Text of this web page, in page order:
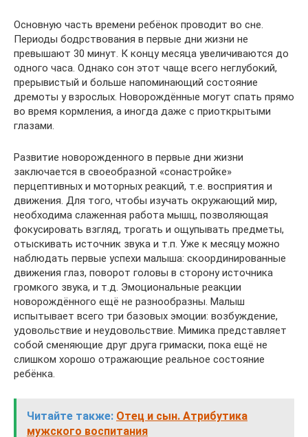
Основную часть времени ребёнок проводит во сне.
Периоды бодрствования в первые дни жизни не
превышают 30 минут. К концу месяца увеличиваются до
одного часа. Однако сон этот чаще всего неглубокий,
прерывистый и больше напоминающий состояние
дремоты у взрослых. Новорождённые могут спать прямо
во время кормления, а иногда даже с приоткрытыми
глазами.
Развитие новорожденного в первые дни жизни
заключается в своеобразной «сонастройке»
перцептивных и моторных реакций, т.е. восприятия и
движения. Для того, чтобы изучать окружающий мир,
необходима слаженная работа мышц, позволяющая
фокусировать взгляд, трогать и ощупывать предметы,
отыскивать источник звука и т.п. Уже к месяцу можно
наблюдать первые успехи малыша: скоординированные
движения глаз, поворот головы в сторону источника
громкого звука, и т.д. Эмоциональные реакции
новорождённого ещё не разнообразны. Малыш
испытывает всего три базовых эмоции: возбуждение,
удовольствие и неудовольствие. Мимика представляет
собой сменяющие друг друга гримаски, пока ещё не
слишком хорошо отражающие реальное состояние
ребёнка.
Читайте также: Отец и сын. Атрибутика
мужского воспитания